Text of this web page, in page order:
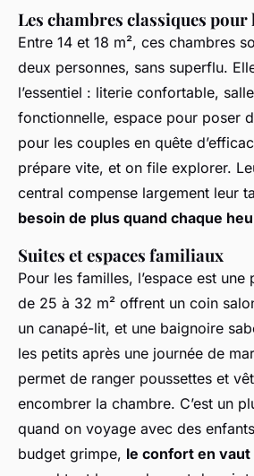
Les chambres classiques pour
Entre 14 et 18 m², ces chambres
deux personnes, sans superflu.
l’essentiel : literie confortable,
fonctionnelle, espace pour poser
pour les couples en quête
prépare vite, et on file explorer.
central compense largement leur
besoin de plus quand chaque
Suites et espaces familiaux
Pour les familles, l’espace est
de 25 à 32 m² offrent un coin
un canapé-lit, et une baignoire
les petits après une journée de
permet de ranger poussettes et
encombrer la chambre. C’est un
quand on voyage avec des
budget grimpe, le confort en vaut